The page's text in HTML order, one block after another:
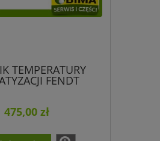
TEMPERATURY
FENDT
475,00 zł